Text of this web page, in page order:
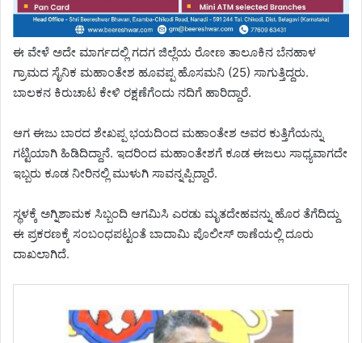
ಈ ವೇಳೆ ಅದೇ ಮಾರ್ಗದಲ್ಲಿ ಗದಗ ಜಿಲ್ಲೆಯ ರೋಣ ತಾಲೂಕಿನ ಬೆನಹಾಳ
ಗ್ರಾಮದ ಸೈನಿಕ ಮಹಾಂತೇಶ ಹೂವಪ್ಪ ಹೊಸಮನಿ (25) ಸಾಗುತ್ತಿದ್ದರು.
ಬಾಲಕನ ಕಿರುಚಾಟ ಕೇಳಿ ರಕ್ಷಣೆಗೆಂದು ನದಿಗೆ ಹಾರಿದ್ದಾರೆ.
ಆಗ ಈಜು ಬಾರದ ಶೇಖಪ್ಪ ಭಯದಿಂದ ಮಹಾಂತೇಶ ಅವರ ಕುತ್ತಿಗೆಯನ್ನು
ಗಟ್ಟಿಯಾಗಿ ಹಿಡಿದಿದ್ದಾನೆ. ಇದರಿಂದ ಮಹಾಂತೇಶಗೆ ಕೂಡ ಈಜಲು ಸಾಧ್ಯವಾಗದೇ
ಇಬ್ಬರು ಕೂಡ ನೀರಿನಲ್ಲಿ ಮುಳುಗಿ ಸಾವನ್ನಪ್ಪಿದ್ದಾರೆ.
ಸ್ಥಳಕ್ಕೆ ಅಗ್ನಿಶಾಮಕ ಸಿಬ್ಬಂದಿ ಆಗಮಿಸಿ ಎರಡು ಮೃತದೇಹವನ್ನು ಹೊರ ತೆಗೆದಿದ್ದು
ಈ ಪ್ರಕರಣಕ್ಕೆ ಸಂಬಂಧಪಟ್ಟಂತೆ ಬಾದಾಮಿ ಪೊಲೀಸ್ ಠಾಣೆಯಲ್ಲಿ ದೂರು
ದಾಖಲಾಗಿದೆ.